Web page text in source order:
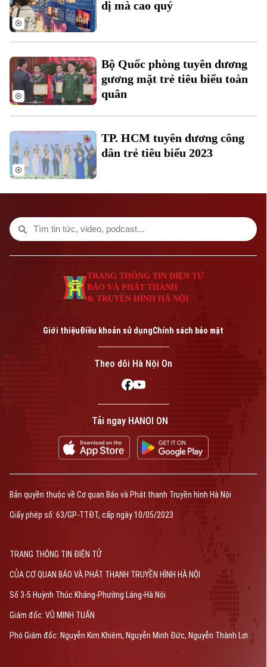
Theo dõi Hà Nội On
Quần vợt
Golf
Tin tức
Sao
Điện ảnh
Thời trang
Đã phát sóng
Liên hệ đường dây nóng (bấm để gọi)
Tòa soạn
Bản quyền thuộc về Cơ quan Báo và Phát thanh Truyền hình Hà Nội Giấy
phép số: Số 63/GP-TTDT, cấp ngày 10/05/2023
Số 3-5 Huỳnh Thúc Kháng-Phường Láng-Hà Nội
Phó Giám đốc: Nguyễn Kim Khiêm, Nguyễn Minh Đức, Nguyễn Thành Lợi
dị mà cao quý
Bộ Quốc phòng tuyên dương
gương mặt trẻ tiêu biểu toàn
quân
TP. HCM tuyên dương công
dân trẻ tiêu biểu 2023
TRANG THÔNG TIN ĐIỆN TỬ
BÁO VÀ PHÁT THANH
& TRUYỀN HÌNH HÀ NỘI
Giới thiệuĐiều khoản sử dụngChính sách bảo mật
Theo dõi Hà Nội On
Tải ngay HANOI ON
Bản quyền thuộc về Cơ quan Báo và Phát thanh Truyền hình Hà Nội
Giấy phép số: 63/GP-TTĐT, cấp ngày 10/05/2023
TRANG THÔNG TIN ĐIỆN TỬ
CỦA CƠ QUAN BÁO VÀ PHÁT THANH TRUYỀN HÌNH HÀ NỘI
Số 3-5 Huỳnh Thúc Kháng-Phường Láng-Hà Nội
Giám đốc: VŨ MINH TUẤN
Phó Giám đốc: Nguyễn Kim Khiêm, Nguyễn Minh Đức, Nguyễn Thành Lợi